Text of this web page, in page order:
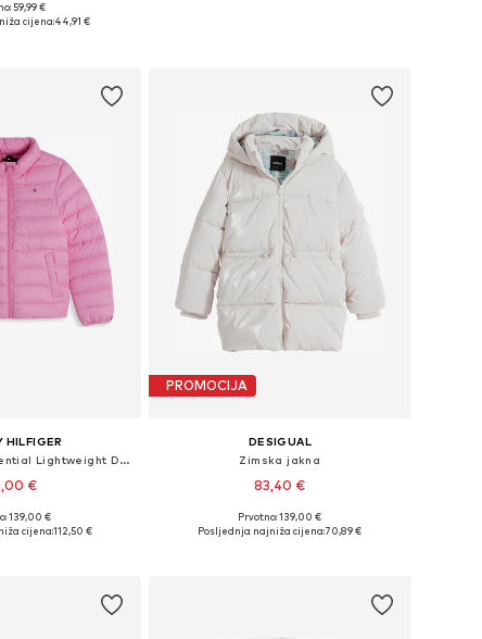
više veličina
59,99 €
cijena:44,91 €
HILFIGER
Zimska jakna 'Essential Lightweight Down'
€
više veličina
139,00 €
cijena:112,50 €
PROMOCIJA
DESIGUAL
Zimska jakna
83,40 €
Dostupno u više veličina
Prvotno: 139,00 €
Posljednja najniža cijena:70,89 €